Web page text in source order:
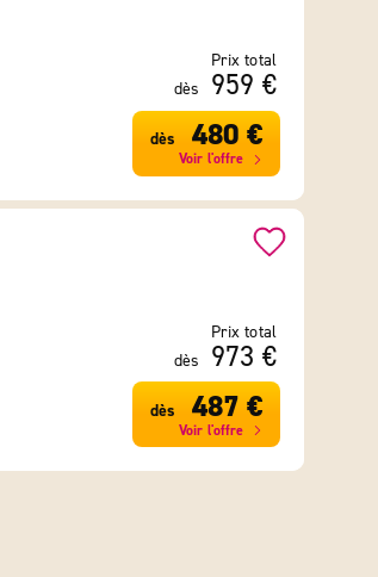
Prix total
dès
959 €
dès 480 €
Voir l'offre
Prix total
dès
973 €
dès 487 €
Voir l'offre